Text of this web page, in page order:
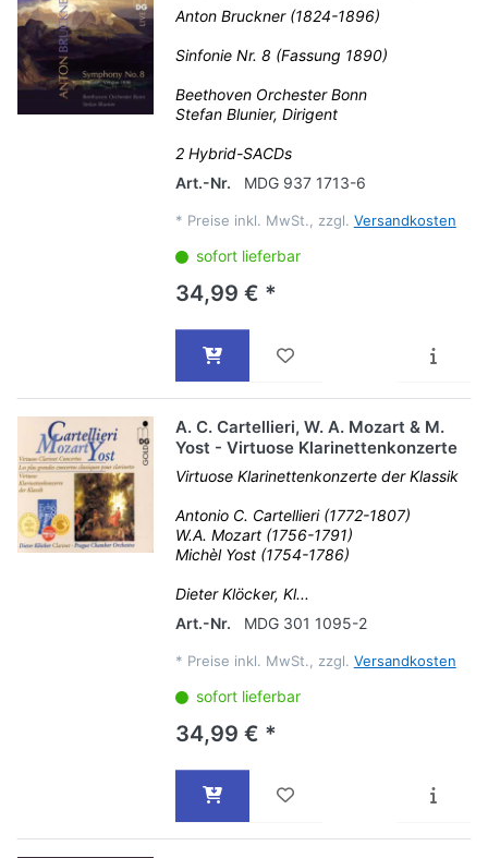
Anton Bruckner (1824-1896)
Sinfonie Nr. 8 (Fassung 1890)
Beethoven Orchester Bonn
Stefan Blunier, Dirigent
2 Hybrid-SACDs
Art.-Nr.
MDG 937 1713-6
* Preise inkl. MwSt., zzgl. Versandkosten
sofort lieferbar
34,99 € *
A. C. Cartellieri, W. A. Mozart & M.
Yost - Virtuose Klarinettenkonzerte
Virtuose Klarinettenkonzerte der Klassik
Antonio C. Cartellieri (1772-1807)
W.A. Mozart (1756-1791)
Michèl Yost (1754-1786)
Dieter Klöcker, Kl...
Art.-Nr.
MDG 301 1095-2
* Preise inkl. MwSt., zzgl. Versandkosten
sofort lieferbar
34,99 € *